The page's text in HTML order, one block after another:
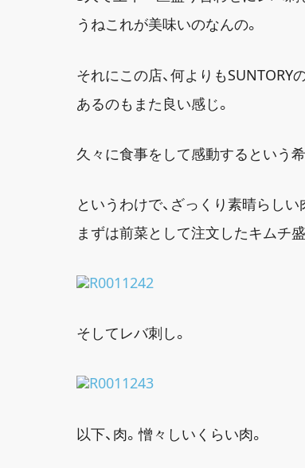
うねこれが美味いのなんの。
それにこの店、何よりも
あるのもまた良い感じ。
久々に食事をして感動するという希
というわけで、ざっくり素晴らし
まずは前菜として注文したキムチ盛
そしてレバ刺し。
以下、肉。憎々しいくらい肉。